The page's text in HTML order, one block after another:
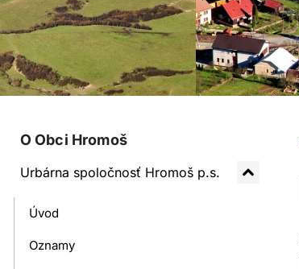
O Obci Hromoš
Urbárna spoločnosť Hromoš p.s.
Úvod
Oznamy